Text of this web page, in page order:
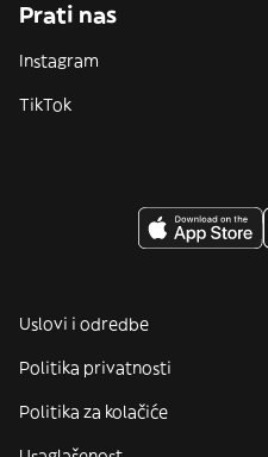
Prati nas
Instagram
TikTok
Uslovi i odredbe
Politika privatnosti
Politika za kolačiće